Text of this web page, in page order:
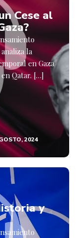
Cese al
la
en Gaza
Qatar. […]
2024
y